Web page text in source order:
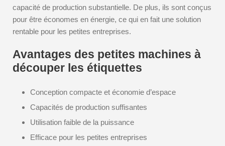
capacité de production substantielle. De plus, ils sont conçus
pour être économes en énergie, ce qui en fait une solution
rentable pour les petites entreprises.
Avantages des petites machines à
découper les étiquettes
Conception compacte et économie d’espace
Capacités de production suffisantes
Utilisation faible de la puissance
Efficace pour les petites entreprises